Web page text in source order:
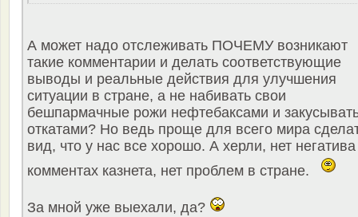
А может надо отслеживать ПОЧЕМУ возникают
такие комментарии и делать соответствующие
выводы и реальные действия для улучшения
ситуации в стране, а не набивать свои
бешпармачные рожи нефтебаксами и
откатами? Но ведь проще для всего мира
вид, что у нас все хорошо. А херли, нет
комментах казнета, нет проблем в стране.
За мной уже выехали, да?